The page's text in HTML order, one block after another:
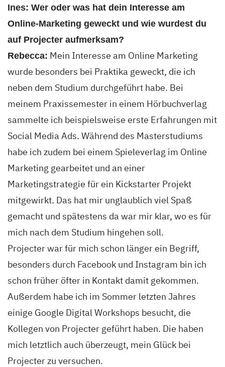
Ines: Wer oder was hat dein Interesse am
Online-Marketing geweckt und wie wurdest du
auf Projecter aufmerksam?
Rebecca: Mein Interesse am Online Marketing
wurde besonders bei Praktika geweckt, die ich
neben dem Studium durchgeführt habe. Bei
meinem Praxissemester in einem Hörbuchverlag
sammelte ich beispielsweise erste Erfahrungen mit
Social Media Ads. Während des Masterstudiums
habe ich zudem bei einem Spieleverlag im Online
Marketing gearbeitet und an einer
Marketingstrategie für ein Kickstarter Projekt
mitgewirkt. Das hat mir unglaublich viel Spaß
gemacht und spätestens da war mir klar, wo es für
mich nach dem Studium hingehen soll.
Projecter war für mich schon länger ein Begriff,
besonders durch Facebook und Instagram bin ich
schon früher öfter in Kontakt damit gekommen.
Außerdem habe ich im Sommer letzten Jahres
einige Google Digital Workshops besucht, die
Kollegen von Projecter geführt haben. Die haben
mich letztlich auch überzeugt, mein Glück bei
Projecter zu versuchen.